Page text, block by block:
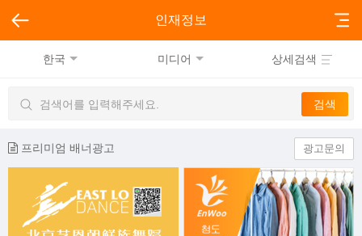
인재정보
한국 미디어 상세검색
프리미엄 배너광고 광고문의